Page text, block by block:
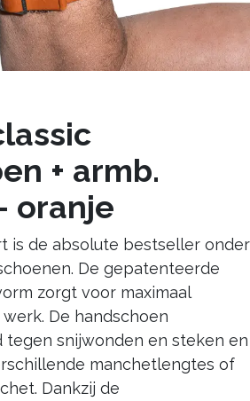
+ armb.
oranje
is de absolute bestseller onder
De gepatenteerde
zorgt voor maximaal
De handschoen
tegen snijwonden en steken en
manchet­lengtes of
Dankzij de